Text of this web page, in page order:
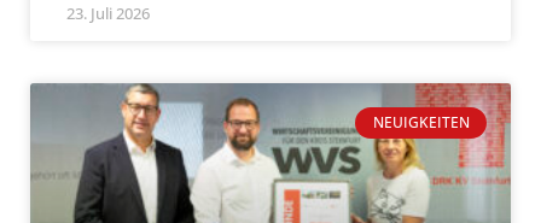
23. Juli 2026
NEUIGKEITEN